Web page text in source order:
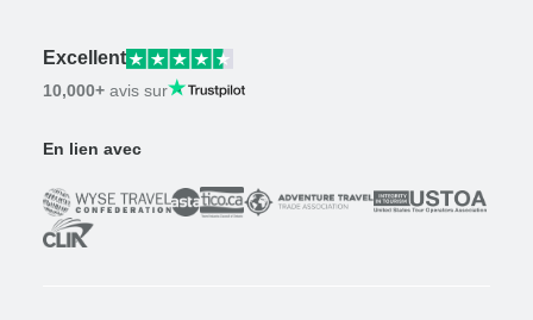
Excellent
10,000+ avis sur
En lien avec